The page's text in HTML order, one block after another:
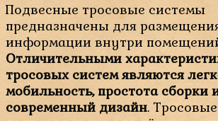
Подвесные тросовые системы
предназначены для
информации внутри
Отличительными
тросовых систем являются
мобильность, простота сборки
современный дизайн.